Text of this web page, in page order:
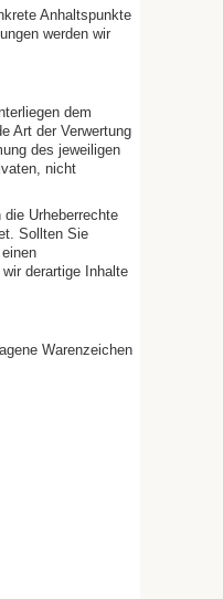
Anhaltspunkte
werden wir
dem
Art der Verwertung
des jeweiligen
nicht
Urheberrechte
Sollten Sie
derartige Inhalte
Warenzeichen